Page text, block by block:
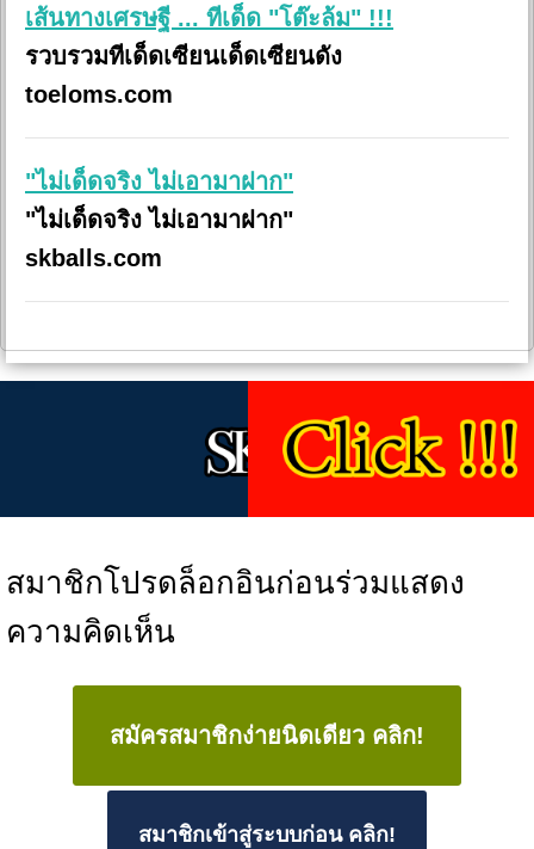
เส้นทางเศรษฐี ... ทีเด็ด "โต๊ะล้ม" !!!
รวบรวมทีเด็ดเซียนเด็ดเซียนดัง
toeloms.com
"ไม่เด็ดจริง ไม่เอามาฝาก"
"ไม่เด็ดจริง ไม่เอามาฝาก"
skballs.com
สมาชิกโปรดล็อกอินก่อนร่วมแสดง
ความคิดเห็น
สมัครสมาชิกง่ายนิดเดียว คลิก!
สมาชิกเข้าสู่ระบบก่อน คลิก!